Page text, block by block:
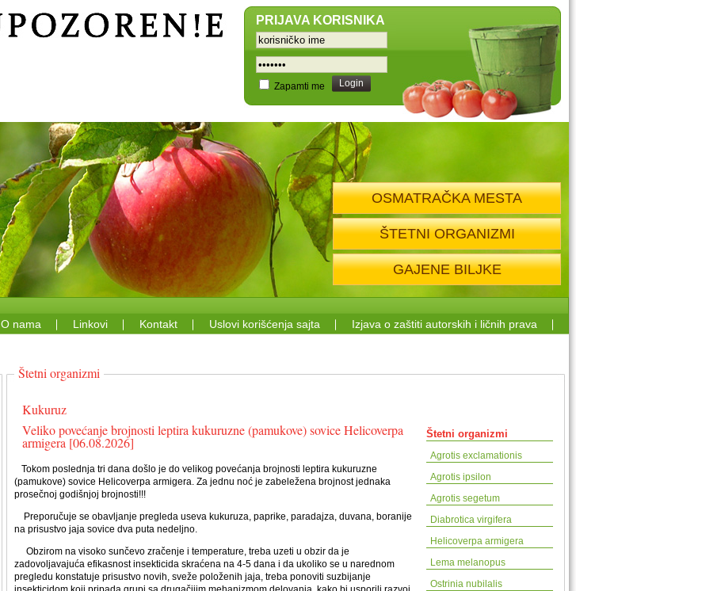
PRIJAVA KORISNIKA
Zapamti me Login
OSMATRAČKA MESTA
ŠTETNI ORGANIZMI
GAJENE BILJKE
O nama Linkovi Kontakt Uslovi korišćenja sajta
Izjava o zaštiti autorskih i ličnih prava
Štetni organizmi
Kukuruz
Veliko povećanje brojnosti leptira kukuruzne (pamukove) sovice Helicoverpa
armigera [06.08.2026]
Tokom poslednja tri dana došlo je do velikog povećanja brojnosti leptira kukuruzne
(pamukove) sovice Helicoverpa armigera. Za jednu noć je zabeležena brojnost jednaka
prosečnoj godišnjoj brojnosti!!!
Preporučuje se obavljanje pregleda useva kukuruza, paprike, paradajza, duvana, boranije
na prisustvo jaja sovice dva puta nedeljno.
Obzirom na visoko sunčevo zračenje i temperature, treba uzeti u obzir da je
zadovoljavajuća efikasnost insekticida skraćena na 4-5 dana i da ukoliko se u narednom
pregledu konstatuje prisustvo novih, sveže položenih jaja, treba ponoviti suzbijanje
Štetni organizmi
Agrotis exclamationis
Agrotis ipsilon
Agrotis segetum
Diabrotica virgifera
Helicoverpa armigera
Lema melanopus
Ostrinia nubilalis